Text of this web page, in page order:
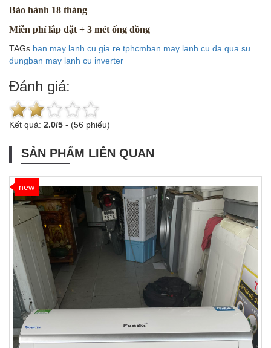
Bảo hành 18 tháng
Miễn phí lắp đặt + 3 mét ống đồng
TAGs ban may lanh cu gia re tphcmban may lanh cu da qua su
dungban may lanh cu inverter
Đánh giá:
Kết quả: 2.0/5 - (56 phiếu)
SẢN PHẨM LIÊN QUAN
new